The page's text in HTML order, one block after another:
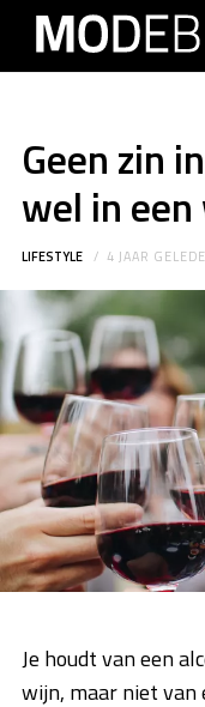
Geen zin
wel in
LIFESTYLE 4 JAAR
Je houdt van een
wijn, maar niet van